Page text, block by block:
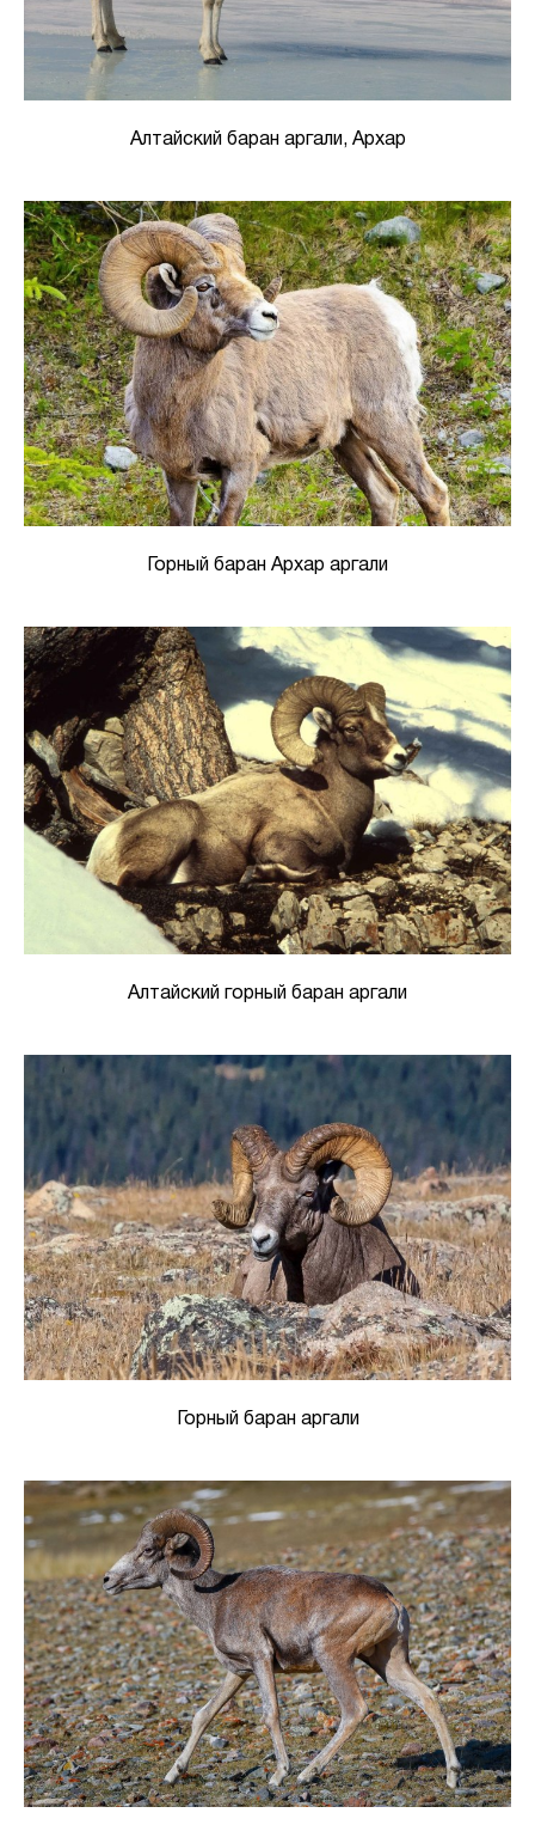
Алтайский баран аргали, Архар
Горный баран Архар аргали
Алтайский горный баран аргали
Горный баран аргали